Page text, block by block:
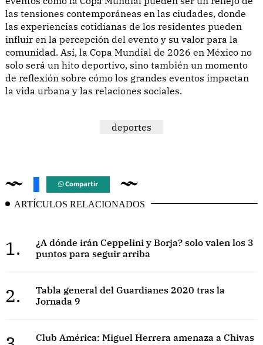
las tensiones contemporáneas en las ciudades, donde
las experiencias cotidianas de los residentes pueden
influir en la percepción del evento y su valor para la
comunidad. Así, la Copa Mundial de 2026 en México no
solo será un hito deportivo, sino también un momento
de reflexión sobre cómo los grandes eventos impactan
la vida urbana y las relaciones sociales.
deportes
Compartir
ARTÍCULOS RELACIONADOS
1.
¿A dónde irán Ceppelini y Borja? solo valen los 3
puntos para seguir arriba
2.
Tabla general del Guardianes 2020 tras la
Jornada 9
Club América: Miguel Herrera amenaza a Chivas